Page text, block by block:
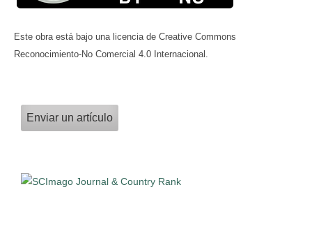
Este obra está bajo una licencia de Creative Commons
Reconocimiento-No Comercial 4.0 Internacional.
Enviar un artículo